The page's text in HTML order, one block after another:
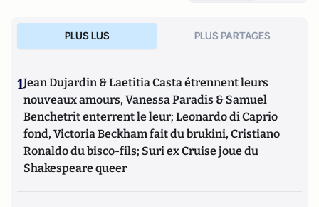
PLUS LUS PLUS PARTAGES
1Jean Dujardin & Laetitia Casta étrennent leurs
nouveaux amours, Vanessa Paradis & Samuel
Benchetrit enterrent le leur; Leonardo di Caprio
fond, Victoria Beckham fait du brukini, Cristiano
Ronaldo du bisco-fils; Suri ex Cruise joue du
Shakespeare queer